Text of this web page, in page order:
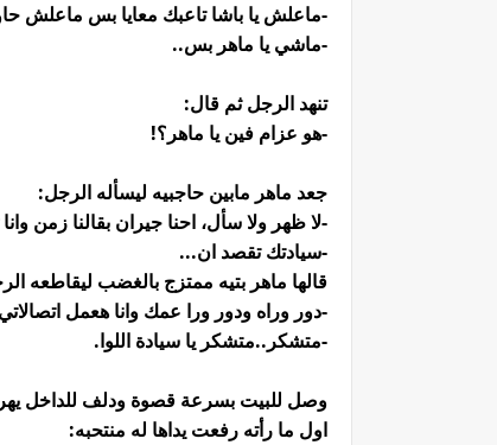
-ماعلش يا باشا تاعبك معايا بس ماعلش
-ماشي يا ماهر بس..
تنهد الرجل ثم قال:
-هو عزام فين يا ماهر؟!
جعد ماهر مابين حاجبيه ليسأله الرجل:
-لا ظهر ولا سأل، احنا جيران بقالنا زمن
-سيادتك تقصد ان...
قالها ماهر بتيه ممتزج بالغضب ليقاطعه
-دور وراه ودور ورا عمك وانا هعمل
-متشكر..متشكر يا سيادة اللوا.
وصل للبيت بسرعة قصوة ودلف للداخل
اول ما رأته رفعت يداها له منتحبه: